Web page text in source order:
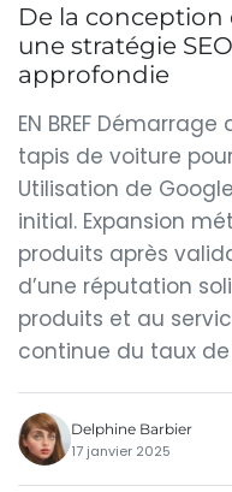
De la conception
une stratégie
approfondie
EN BREF
tapis de voiture
Utilisation de
initial. Expansion
produits après
d’une réputation
produits et au
continue du taux de
Delphine Barbier
17 janvier 2025